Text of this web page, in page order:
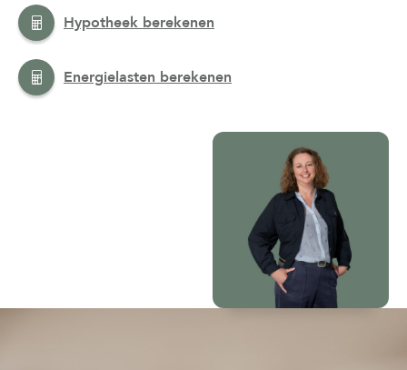
Hypotheek berekenen
Energielasten berekenen